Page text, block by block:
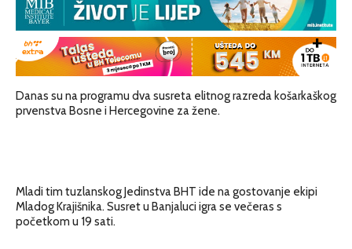
Danas su na programu dva susreta elitnog razreda košarkaškog
prvenstva Bosne i Hercegovine za žene.
Mladi tim tuzlanskog Jedinstva BHT ide na gostovanje ekipi
Mladog Krajišnika. Susret u Banjaluci igra se večeras s
početkom u 19 sati.